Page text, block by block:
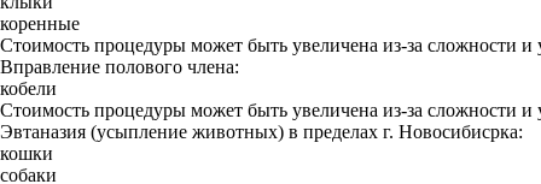
коренные
Стоимость процедуры может быть увеличена из-за сложности и
Вправление полового члена:
кобели
Стоимость процедуры может быть увеличена из-за сложности и
Эвтаназия (усыпление животных) в пределах г. Новосибисрка:
кошки
собаки